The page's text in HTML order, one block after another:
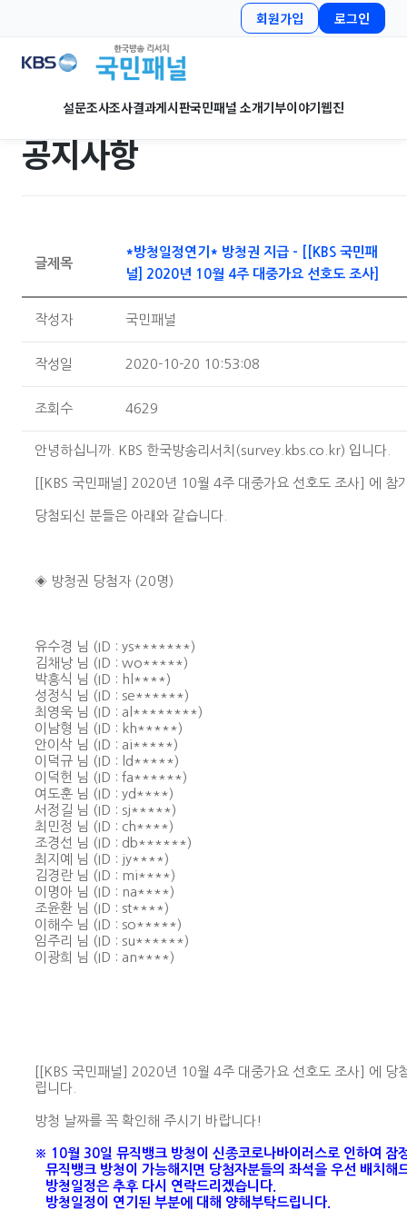
회원가입 로그인
설문조사조사결과게시판국민패널 소개기부이야기웹진
공지사항
글제목
*방청일정연기* 방청권 지급 - [[KBS 국민패
널] 2020년 10월 4주 대중가요 선호도 조사]
작성자 국민패널
작성일 2020-10-20 10:53:08
조회수 4629
안녕하십니까. KBS 한국방송리서치(survey.kbs.co.kr) 입니다.
[[KBS 국민패널] 2020년 10월 4주 대중가요 선호도 조사] 에 참
당첨되신 분들은 아래와 같습니다.
◈ 방청권 당첨자 (20명)
유수경 님 (ID : ys*******)
김채낭 님 (ID : wo*****)
박흥식 님 (ID : hl****)
성정식 님 (ID : se******)
최영욱 님 (ID : al********)
이남형 님 (ID : kh*****)
안이삭 님 (ID : ai*****)
이덕규 님 (ID : ld*****)
이덕헌 님 (ID : fa******)
여도훈 님 (ID : yd****)
서정길 님 (ID : sj*****)
최민정 님 (ID : ch****)
조경선 님 (ID : db******)
최지예 님 (ID : jy****)
김경란 님 (ID : mi****)
이명아 님 (ID : na****)
조윤환 님 (ID : st****)
이해수 님 (ID : so*****)
임주리 님 (ID : su******)
이광희 님 (ID : an****)
[[KBS 국민패널] 2020년 10월 4주 대중가요 선호도 조사] 에
립니다.
방청 날짜를 꼭 확인해 주시기 바랍니다!
※ 10월 30일 뮤직뱅크 방청이 신종코로나바이러스로 인하여 잠
뮤직뱅크 방청이 가능해지면 당첨자분들의 좌석을 우선 배치해
방청일정은 추후 다시 연락드리겠습니다.
방청일정이 연기된 부분에 대해 양해부탁드립니다.